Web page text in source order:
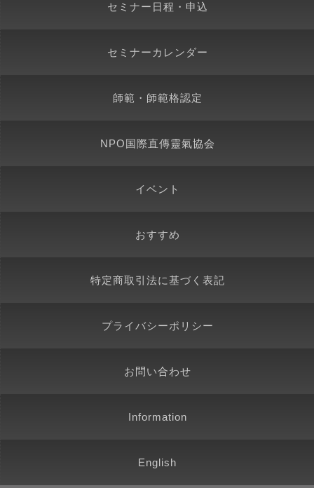
セミナー日程・申込
セミナーカレンダー
師範・師範格認定
NPO国際直傳靈氣協会
イベント
おすすめ
特定商取引法に基づく表記
プライバシーポリシー
お問い合わせ
Information
English